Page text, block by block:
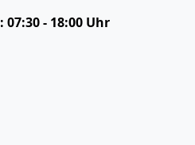
07:30 - 18:00 Uhr